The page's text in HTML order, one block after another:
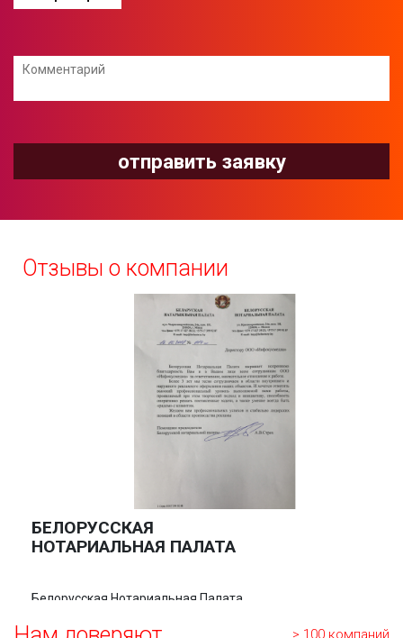
Отзывы о компании
БЕЛОРУССКАЯ
НОТАРИАЛЬНАЯ ПАЛАТА
Белорусская Нотариальная Палата
> 100 компаний